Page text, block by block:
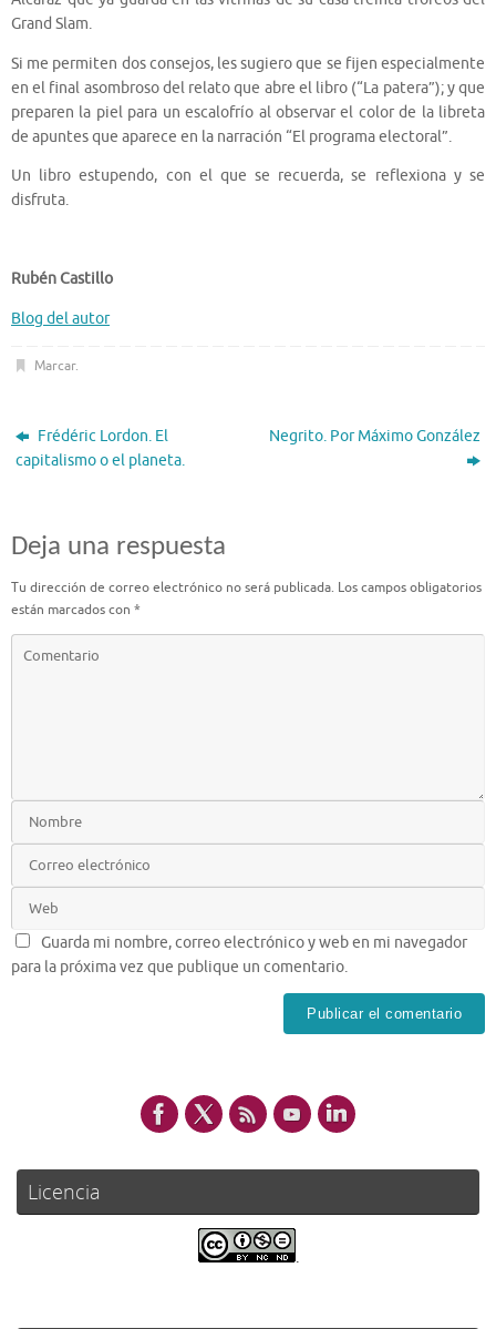
Grand Slam.
Si me permiten dos consejos, les sugiero que se fijen especialmente
en el final asombroso del relato que abre el libro (“La patera”); y que
preparen la piel para un escalofrío al observar el color de la libreta
de apuntes que aparece en la narración “El programa electoral”.
Un libro estupendo, con el que se recuerda, se reflexiona y se
disfruta.
Rubén Castillo
Blog del autor
Marcar.
Frédéric Lordon. El
capitalismo o el planeta.
Negrito. Por Máximo González
Deja una respuesta
Tu dirección de correo electrónico no será publicada. Los campos obligatorios
están marcados con *
Guarda mi nombre, correo electrónico y web en mi navegador
para la próxima vez que publique un comentario.
Licencia
.